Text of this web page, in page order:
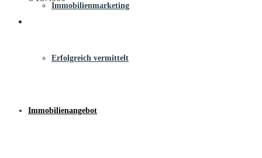
Immobilienmarketing
Erfolgreich vermittelt
Immobilienangebot